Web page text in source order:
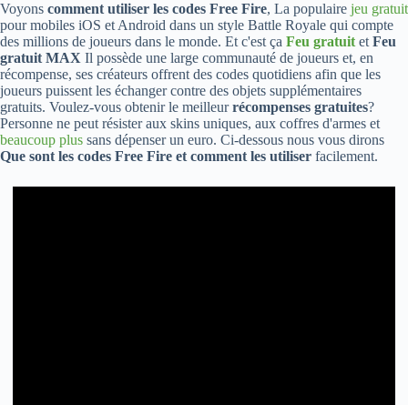
Voyons comment utiliser les codes Free Fire, La populaire jeu gratuit
pour mobiles iOS et Android dans un style Battle Royale qui compte
des millions de joueurs dans le monde. Et c'est ça Feu gratuit et Feu
gratuit MAX Il possède une large communauté de joueurs et, en
récompense, ses créateurs offrent des codes quotidiens afin que les
joueurs puissent les échanger contre des objets supplémentaires
gratuits. Voulez-vous obtenir le meilleurrécompenses gratuites?
Personne ne peut résister aux skins uniques, aux coffres d'armes et
beaucoup plus sans dépenser un euro. Ci-dessous nous vous dirons
Que sont les codes Free Fire et comment les utiliser facilement.